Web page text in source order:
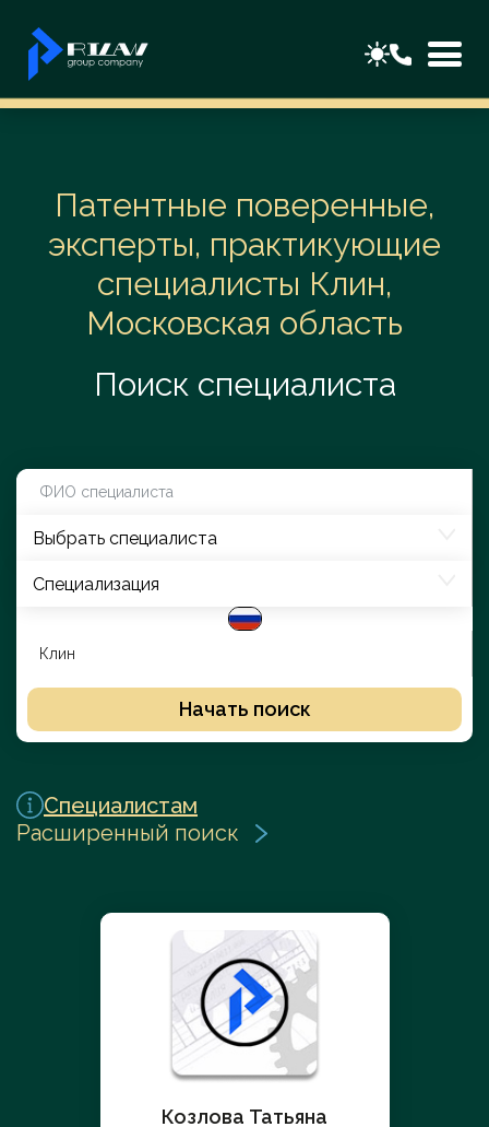
Патентные поверенные,
эксперты, практикующие
специалисты Клин,
Московская область
Поиск специалиста
Выбрать специалиста
Специализация
Начать поиск
Специалистам
Расширенный поиск
Козлова Татьяна